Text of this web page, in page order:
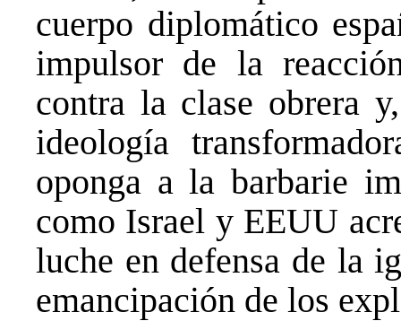
cuerpo diplomático
impulsor de la
contra la clase obrera
ideología
oponga a la barbarie
como Israel y EEUU
luche en defensa de la
emancipación de los